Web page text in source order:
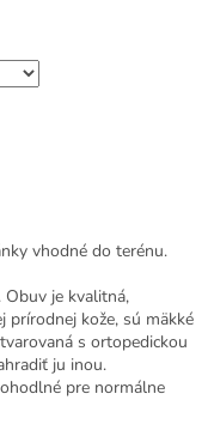
vhodné do terénu.
Obuv je kvalitná,
prírodnej kože, sú mäkké
s ortopedickou
ju inou.
pre normálne